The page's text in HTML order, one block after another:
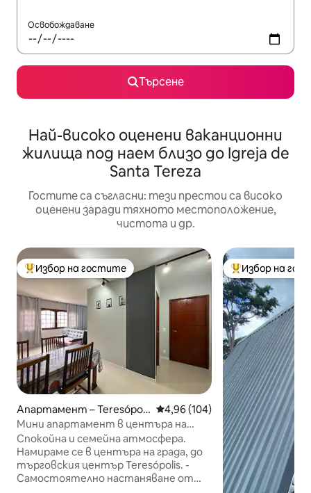
Освобождаване
Търсене
Най-високо оценени ваканционни
жилища под наем близо до Igreja de
Santa Tereza
Гостите са съгласни: тези престои са високо
оценени заради тяхното местоположение,
чистота и др.
Най-популярен избор на гостите
Избор на гостите
Апартамент – Teresópoli
s
Средна оценка: 4,96 от 5,
4,96 (104)
Мини апартамент в центъра на
града. Терезополис.
Спокойна и семейна атмосфера.
Намираме се в центъра на града, до
търговския център Teresópolis. -
Самостоятелно настаняване от
Най-популярен
Избор на